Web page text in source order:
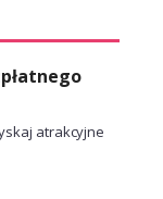
atrakcyjne